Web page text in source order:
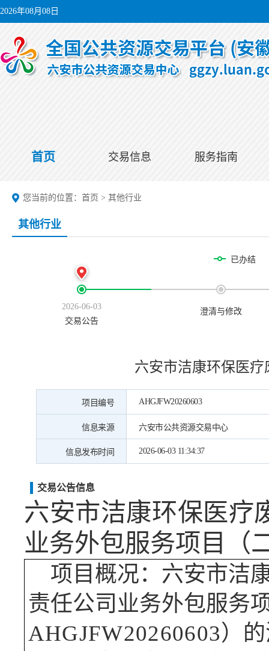
2026年08月08日
首页 交易信息 服务指南
您当前的位置： 首页 > 其他行业
其他行业
已办结
2026-06-03
交易公告
澄清与修改
六安市洁康环保医
项目编号 AHGJFW20260603
信息来源 六安市公共资源交易中心
信息发布时间 2026-06-03 11:34:37
交易公告信息
六安市洁康环保医疗
业务外包服务项目（
项目概况： 六安市洁
责任公司业务外包服务
AHGJFW20260603）